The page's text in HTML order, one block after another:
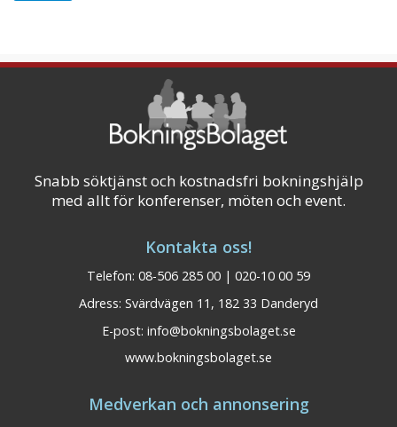
Snabb söktjänst och kostnadsfri bokningshjälp
med allt för konferenser, möten och event.
Kontakta oss!
Telefon: 08-506 285 00 | 020-10 00 59
Adress: Svärdvägen 11, 182 33 Danderyd
E-post: info@bokningsbolaget.se
www.bokningsbolaget.se
Medverkan och annonsering